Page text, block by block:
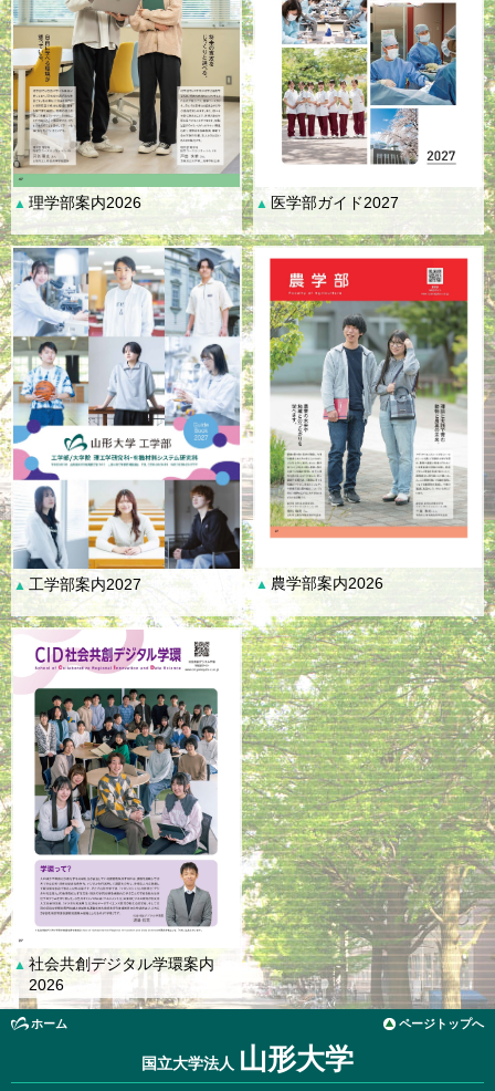
▲理学部案内2026 ▲ 医学部ガイド2027
▲ 工学部案内2027 ▲ 農学部案内2026
▲ 社会共創デジタル学環案内
2026
ホーム ページトップへ
国立大学法人 山形大学